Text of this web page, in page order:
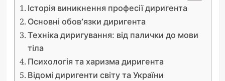
Історія виникнення професії диригента
Основні обов’язки диригента
Техніка диригування: від палички до мови
тіла
Психологія та харизма диригента
Відомі диригенти світу та України